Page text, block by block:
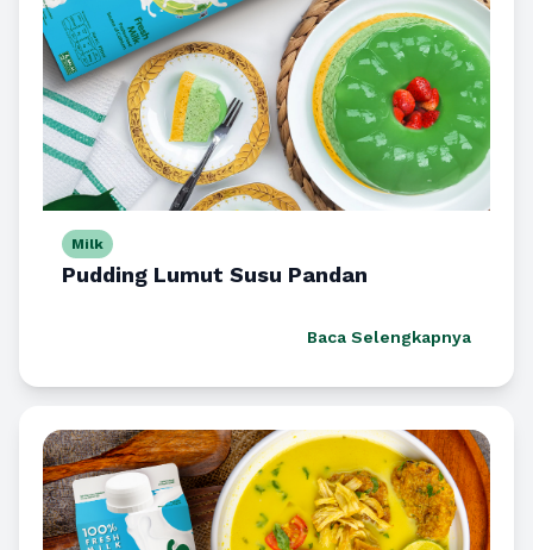
Milk
Pudding Lumut Susu Pandan
Baca Selengkapnya